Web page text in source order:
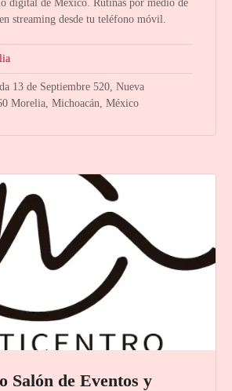
streaming desde tu teléfono móvil.
13 de Septiembre 520, Nueva
Morelia, Michoacán, México
Salón de Eventos y